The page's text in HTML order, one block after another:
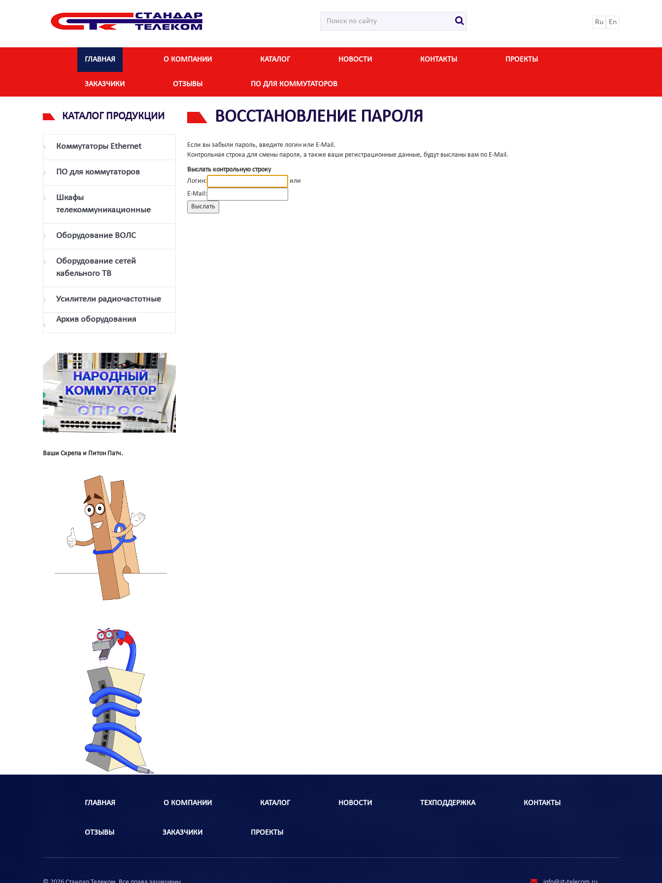
Ru En
ГЛАВНАЯ О КОМПАНИИ КАТАЛОГ НОВОСТИ КОНТАКТЫ ПРОЕКТЫ
ЗАКАЗЧИКИ ОТЗЫВЫ ПО ДЛЯ КОММУТАТОРОВ
КАТАЛОГ ПРОДУКЦИИ
Коммутаторы Ethernet
ПО для коммутаторов
Шкафы
телекоммуникационные
Оборудование ВОЛС
Оборудование сетей
кабельного ТВ
Усилители радиочастотные
Архив оборудования
Ваши Скрепа и Питон Патч.
ВОССТАНОВЛЕНИЕ ПАРОЛЯ
Если вы забыли пароль, введите логин или E-Mail.
Контрольная строка для смены пароля, а также ваши регистрационные данные, будут высланы вам по E-Mail.
Выслать контрольную строку
Логин:
или
E-Mail:
ГЛАВНАЯ О КОМПАНИИ КАТАЛОГ НОВОСТИ ТЕХПОДДЕРЖКА КОНТАКТЫ
ОТЗЫВЫ ЗАКАЗЧИКИ ПРОЕКТЫ